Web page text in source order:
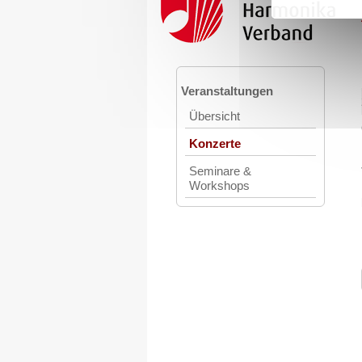
Veranstaltungen
Übersicht
Konzerte
Seminare &
Workshops